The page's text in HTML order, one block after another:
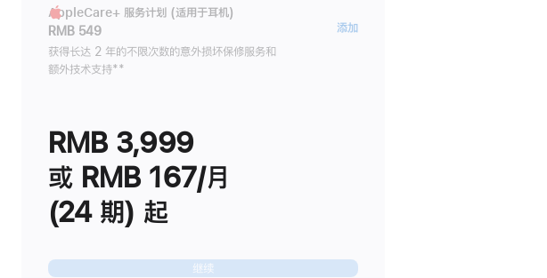
AppleCare+ 服务计划 (适用于耳机)
RMB 549
获得长达 2 年的不限次数的意外损坏保修服务和
额外技术支持脚
**
添加AppleCare+
RMB 3,999
或 RMB 167/月
(24 期) 起
继续